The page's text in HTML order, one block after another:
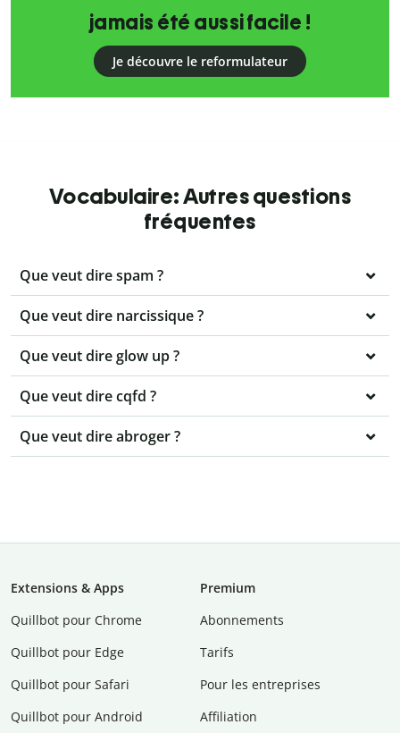
jamais été aussi facile !
Je découvre le reformulateur
Vocabulaire: Autres questions
fréquentes
Que veut dire spam ?
Que veut dire narcissique ?
Que veut dire glow up ?
Que veut dire cqfd ?
Que veut dire abroger ?
Extensions & Apps
Quillbot pour Chrome
Quillbot pour Edge
Quillbot pour Safari
Quillbot pour Android
Premium
Abonnements
Tarifs
Pour les entreprises
Affiliation